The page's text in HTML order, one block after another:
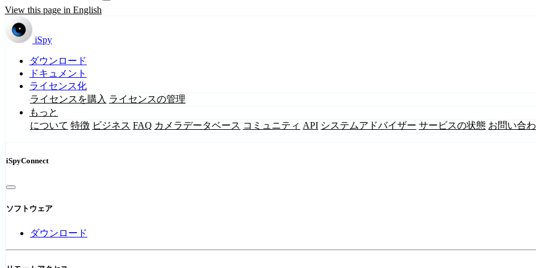
View this page in English
iSpy
ダウンロード
ドキュメント
ライセンス化
ライセンスを購入 ライセンスの管理
もっと
について 特徴 ビジネス FAQ カメラデータベース コミュニティ API システムアドバイザー サービスの状態 お問い合
iSpyConnect
ソフトウェア
ダウンロード